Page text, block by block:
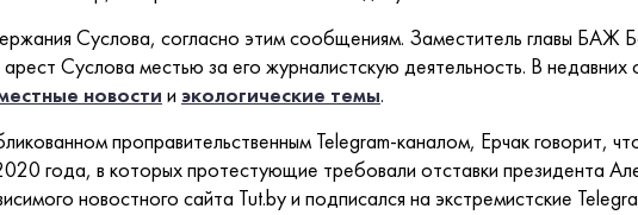
Суслова, согласно этим сообщениям. Заместитель главы БАЖ
Суслова местью за его журналистскую деятельность. В
новости и экологические темы.
проправительственным Telegram-каналом, Ерчак говорит,
года, в которых протестующие требовали отставки президента
новостного сайта Tut.by и подписался на экстремистские